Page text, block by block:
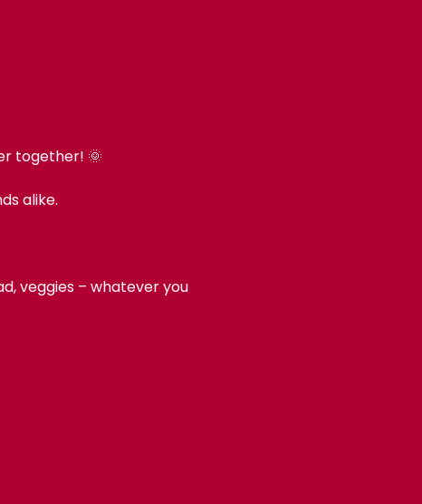
together! 🌞
alike.
veggies – whatever you